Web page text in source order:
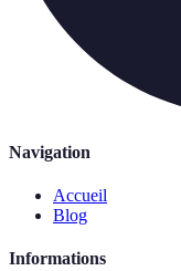
Navigation
Accueil
Blog
Informations